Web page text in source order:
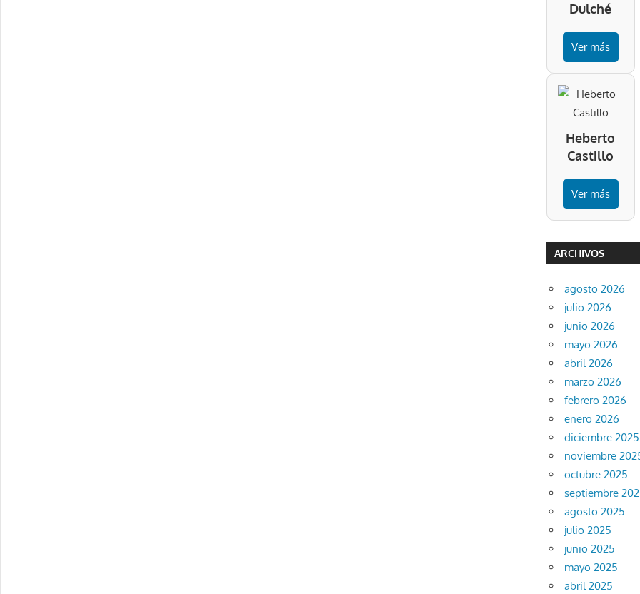
Dulché
Ver más
Heberto
Castillo
Ver más
ARCHIVOS
agosto 2026
julio 2026
junio 2026
mayo 2026
abril 2026
marzo 2026
febrero 2026
enero 2026
diciembre 2025
noviembre
octubre 2025
septiembre
agosto 2025
julio 2025
junio 2025
mayo 2025
abril 2025